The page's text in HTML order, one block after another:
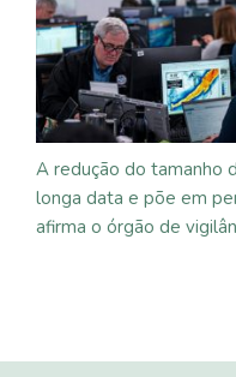
A redução do tamanho
longa data e põe em
afirma o órgão de